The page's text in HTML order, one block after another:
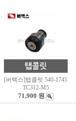
[버텍스]탭콜릿 540-1745
TC312-M5
71,900 원